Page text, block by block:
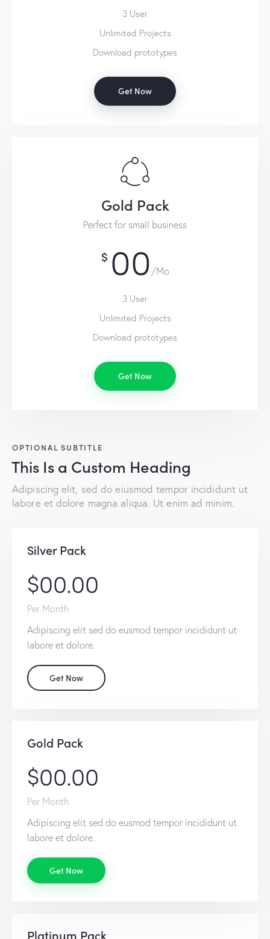
Gold Pack
Perfect for small business
$ 00 /Mo
3 User
Unlimited Projects
Download prototypes
Get Now
3 User
Unlimited Projects
Download prototypes
Get Now
OPTIONAL SUBTITLE
This Is a Custom Heading
Adipiscing elit, sed do eiusmod tempor incididunt ut
labore et dolore magna aliqua. Ut enim ad minim.
Silver Pack
$00.00
Per Month
Adipiscing elit sed do eusmod tempor incididunt ut
labore et dolore.
Get Now
Gold Pack
$00.00
Per Month
Adipiscing elit sed do eusmod tempor incididunt ut
labore et dolore.
Get Now
Platinum Pack